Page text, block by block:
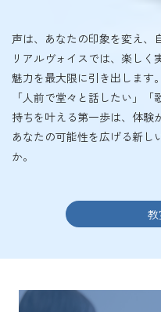
声は、あなたの印象を変え、
リアルヴォイスでは、楽し
魅力を最大限に引き出します。
「人前で堂々と話したい」
持ちを叶える第一歩は、体験
あなたの可能性を広げる新し
か。